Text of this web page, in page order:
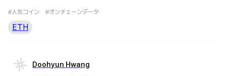
#人気コイン #オンチェーンデータ
ETH
Doohyun Hwang